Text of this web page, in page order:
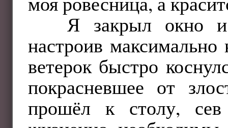
Я закрыл окно
настроив
ветерок быстро
покрасневшее от
прошёл к столу,